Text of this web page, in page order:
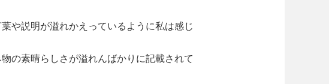
や説明が溢れかえっているように私は感じ
の素晴らしさが溢れんばかりに記載されて